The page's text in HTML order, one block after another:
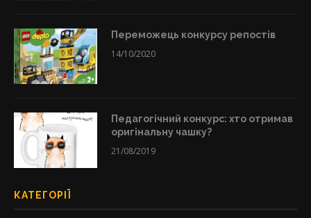
Переможець конкурсу репостів
14/10/2020
Педагогічний конкурс: хто отримав
оригінальну чашку?
21/08/2019
КАТЕГОРІЇ